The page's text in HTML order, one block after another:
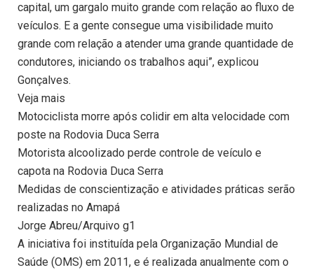
capital, um gargalo muito grande com relação ao fluxo de
veículos. E a gente consegue uma visibilidade muito
grande com relação a atender uma grande quantidade de
condutores, iniciando os trabalhos aqui”, explicou
Gonçalves.
Veja mais
Motociclista morre após colidir em alta velocidade com
poste na Rodovia Duca Serra
Motorista alcoolizado perde controle de veículo e
capota na Rodovia Duca Serra
Medidas de conscientização e atividades práticas serão
realizadas no Amapá
Jorge Abreu/Arquivo g1
A iniciativa foi instituída pela Organização Mundial de
Saúde (OMS) em 2011, e é realizada anualmente com o